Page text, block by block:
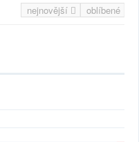
nejnovější oblíbené